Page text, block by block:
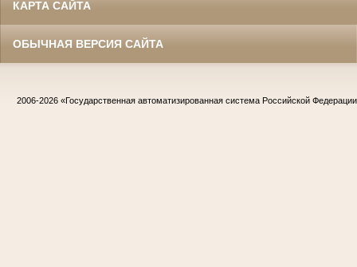
КАРТА САЙТА
ОБЫЧНАЯ ВЕРСИЯ САЙТА
2006-2026 «Государственная автоматизированная система Российской